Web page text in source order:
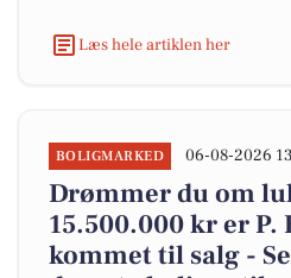
Læs hele artiklen her
BOLIGMARKED 06-08-2026
Drømmer du om
15.500.000 kr er P.
kommet til salg -